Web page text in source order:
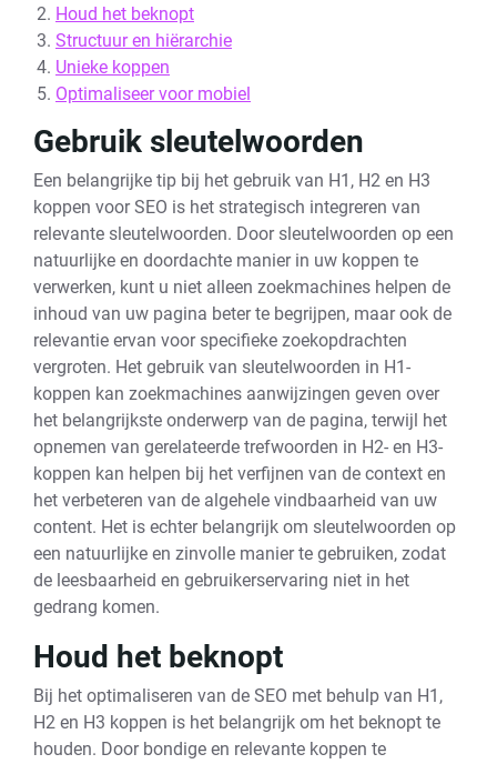
Houd het beknopt
Structuur en hiërarchie
Unieke koppen
Optimaliseer voor mobiel
Gebruik sleutelwoorden
Een belangrijke tip bij het gebruik van H1, H2 en H3
koppen voor SEO is het strategisch integreren van
relevante sleutelwoorden. Door sleutelwoorden op een
natuurlijke en doordachte manier in uw koppen te
verwerken, kunt u niet alleen zoekmachines helpen de
inhoud van uw pagina beter te begrijpen, maar ook de
relevantie ervan voor specifieke zoekopdrachten
vergroten. Het gebruik van sleutelwoorden in H1-
koppen kan zoekmachines aanwijzingen geven over
het belangrijkste onderwerp van de pagina, terwijl het
opnemen van gerelateerde trefwoorden in H2- en H3-
koppen kan helpen bij het verfijnen van de context en
het verbeteren van de algehele vindbaarheid van uw
content. Het is echter belangrijk om sleutelwoorden op
een natuurlijke en zinvolle manier te gebruiken, zodat
de leesbaarheid en gebruikerservaring niet in het
gedrang komen.
Houd het beknopt
Bij het optimaliseren van de SEO met behulp van H1,
H2 en H3 koppen is het belangrijk om het beknopt te
houden. Door bondige en relevante koppen te